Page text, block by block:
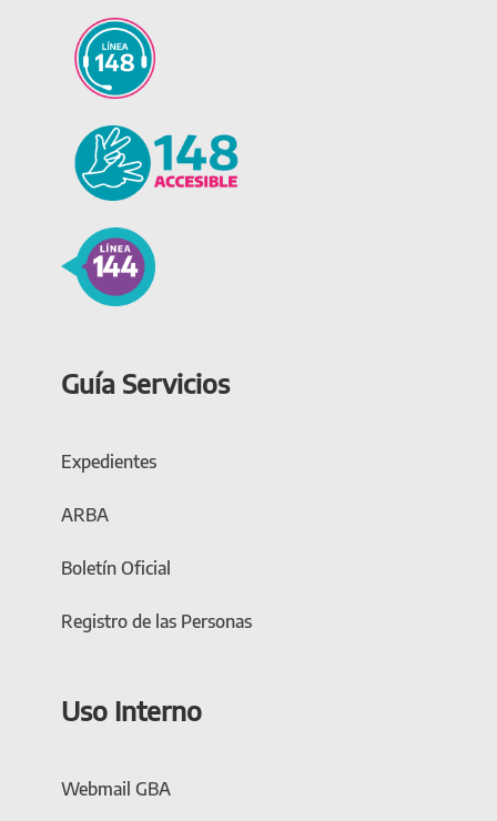
Guía Servicios
Expedientes
ARBA
Boletín Oficial
Registro de las Personas
Uso Interno
Webmail GBA